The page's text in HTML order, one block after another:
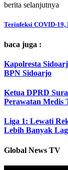
berita selanjutnya
Terinfeksi COVID-
baca juga :
Kapolresta
BPN Sidoarjo
Ketua DPRD
Perawatan Medis
Liga 1: Lewati
Lebih Banyak
Global News TV